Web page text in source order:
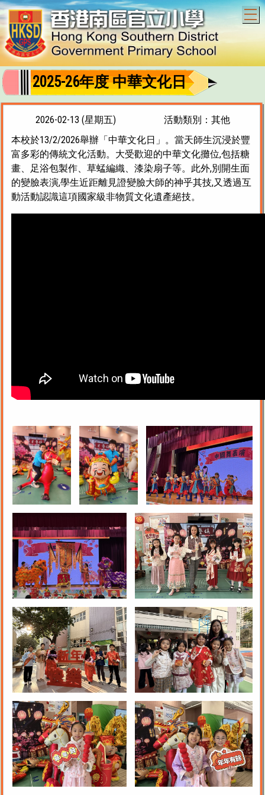
2025-26年度 中華文化日
2026-02-13 (星期五)
活動類別：其他
本校於13/2/2026舉辦「中華文化日」。當天師生沉浸於豐
富多彩的傳統文化活動。大受歡迎的中華文化攤位,包括糖
畫、足浴包製作、草蜢編織、漆染扇子等。此外,別開生面
的變臉表演,學生近距離見證變臉大師的神乎其技,又透過互
動活動認識這項國家級非物質文化遺產絕技。